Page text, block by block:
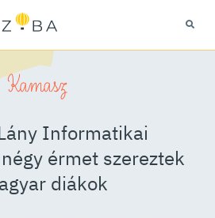
Kamasz
Informatikai
érmet szereztek
diákok